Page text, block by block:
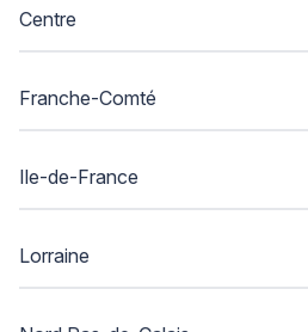
Centre
Franche-Comté
Ile-de-France
Lorraine